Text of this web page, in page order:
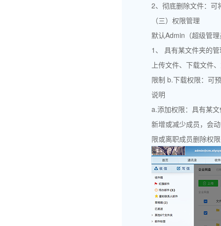
2、彻底删除文件：可
（三）权限管理
默认Admin（超级管
1、 具有某文件夹的
上传文件、下载文件
限制 b.下载权限：可
说明
a.添加权限：具有某
新增或减少成员，会
限或离职成员删除权